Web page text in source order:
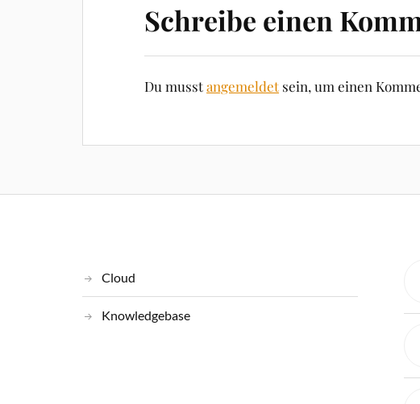
Schreibe einen
Du musstangemeldet sein, um einen
Cloud
Knowledgebase